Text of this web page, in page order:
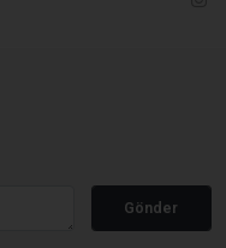
Gönder